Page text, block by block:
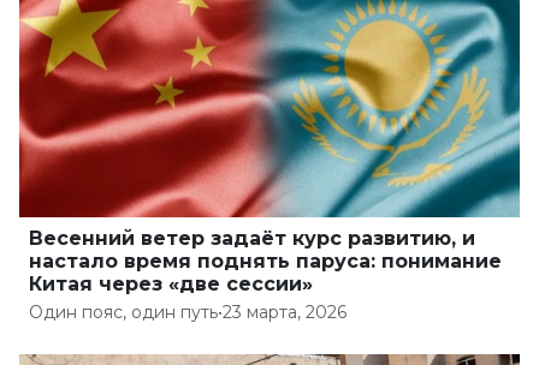
Весенний ветер задаёт курс развитию, и
настало время поднять паруса: понимание
Китая через «две сессии»
Один пояс, один путь•23 марта, 2026